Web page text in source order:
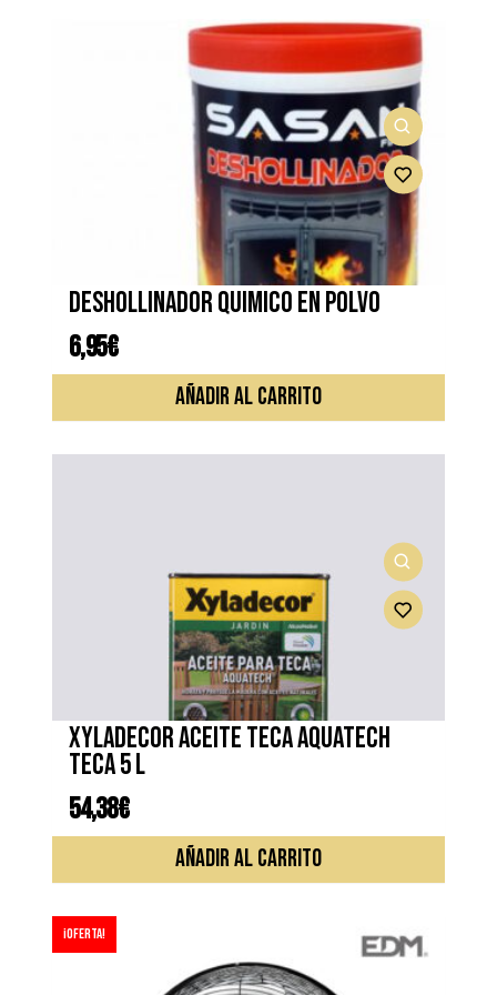
Deshollinador quimico en polvo
6,95€
AÑADIR AL CARRITO
XYLADECOR ACEITE TECA AQUATECH
TECA 5 L
54,38€
AÑADIR AL CARRITO
¡Oferta!